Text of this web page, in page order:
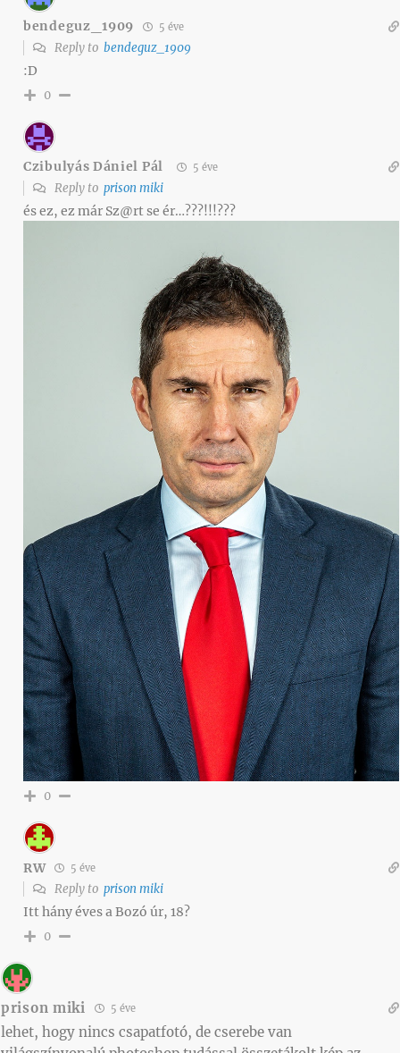
bendeguz_1909 5 éve
Reply to bendeguz_1909
:D
0
Czibulyás Dániel Pál 5 éve
Reply to prison miki
és ez, ez már Sz@rt se ér…???!!!???
0
RW 5 éve
Reply to prison miki
Itt hány éves a Bozó úr, 18?
0
prison miki 5 éve
lehet, hogy nincs csapatfotó, de cserebe van